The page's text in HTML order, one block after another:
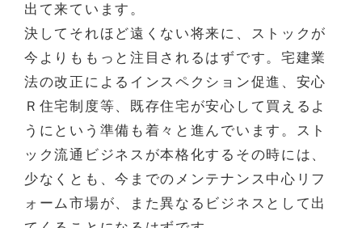
出て来ています。
決してそれほど遠くない将来に、ストックが
今よりももっと注目されるはずです。宅建業
法の改正によるインスペクション促進、安心
Ｒ住宅制度等、既存住宅が安心して買えるよ
うにという準備も着々と進んでいます。スト
ック流通ビジネスが本格化するその時には、
少なくとも、今までのメンテナンス中心リフ
ォーム市場が、また異なるビジネスとして出